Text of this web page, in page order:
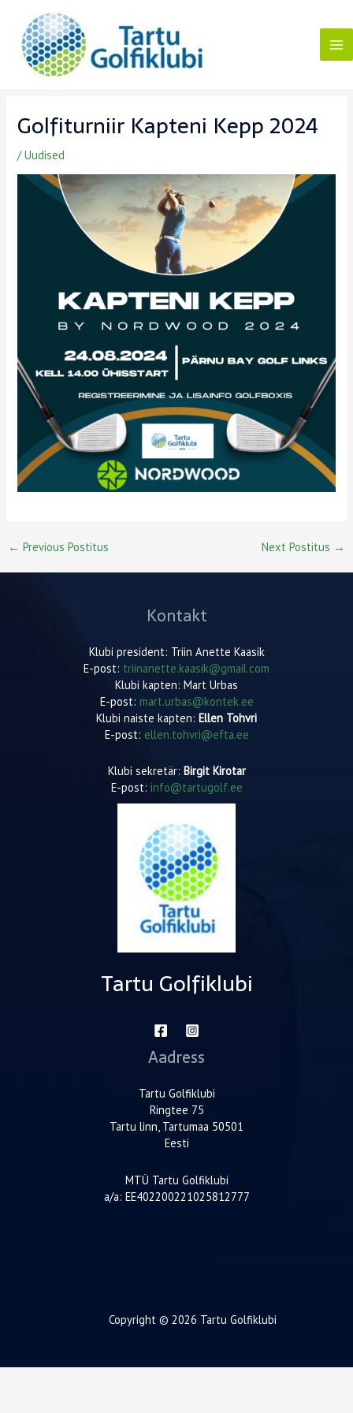
content
Golfiturniir Kapteni Kepp 2024
/Uudised
Post
← Previous Postitus Next Postitus →
Kontakt
Klubi president: Triin Anette Kaasik
E-post: triinanette.kaasik@gmail.com
Klubi kapten: Mart Urbas
E-post: mart.urbas@kontek.ee
Klubi naiste kapten: Ellen Tohvri
E-post: ellen.tohvri@efta.ee
Klubi sekretär: Birgit Kirotar
E-post: info@tartugolf.ee
Tartu Golfiklubi
Aadress
Tartu Golfiklubi
Ringtee 75
Tartu linn, Tartumaa 50501
Eesti
MTÜ Tartu Golfiklubi
a/a: EE402200221025812777
Copyright © 2026 Tartu Golfiklubi